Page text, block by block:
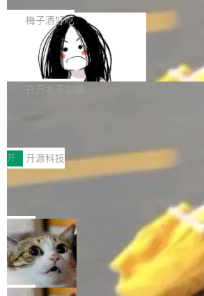
提交的编辑请求也长期处于待处理状态。
pedia 于去年底上线，定位为由人工智能生
容的百科平台，被马斯克视为传统众包百科
维基百科的替代方案。Lawfare 调查发现，
热门页面还是低关注度页面，均未出现近期
是这样的：配 MessageSource 的 Bean、
eloadableResourceBundleMessageSource
声明 LocaleResolver、注册
erceptor…五六步之后才能看到第一行翻译
本。 Solon 换了个方式。整个 i18n 模块围
梅子酒好吃
Apache Doris 4.1 全面增强 Iceberg：
支持 UPDATE、MERGE INTO 与 Iceb
erg V3
Apache Doris 4.1 要补齐的，正是缺失的
半。在已有查询能力的基础上，Doris 进一步
常维护操作，并完整支持 Iceberg V3 格式。
白开水不加糖
村国家自主创新示范区会议中心开幕。本届
由中关村智联软件服务业质量创新联盟主办
“智构可信·质创未来——AI原生时代的质量新
式”为主题，直面AI从实验室走向规模化产
的核心质量命题。会上，《2026智能研发生
工具选型手册》发布，Testin云测的Testin
nt智能测试系统入选AI测试领域代表产品。
O而言，这提示了一个转变：AI测试正在从
工具升级为企业的质量基础设施。 CIO面对
开 开源科技
让非法状态不可表示：一篇关于 ADT
有一种东西，一旦用过就回不去了。Alex
eev 管它叫"软件设计的基石"。 他说的东西
鲜——代数数据类型（ADT），尤其是和类
（sum type）。但他说清楚了一件事：这不
型系统的学术体操，是日常编码的思维方式
章从一个简单的例子切入。一个网站的深色
局
Cloudflare 开源内部企业 AI 平台 Clou
dflare OS
Cloudflare 发布了一个开源项目 Cloudflare
S。如果你只看官方博客，你会觉得这是又